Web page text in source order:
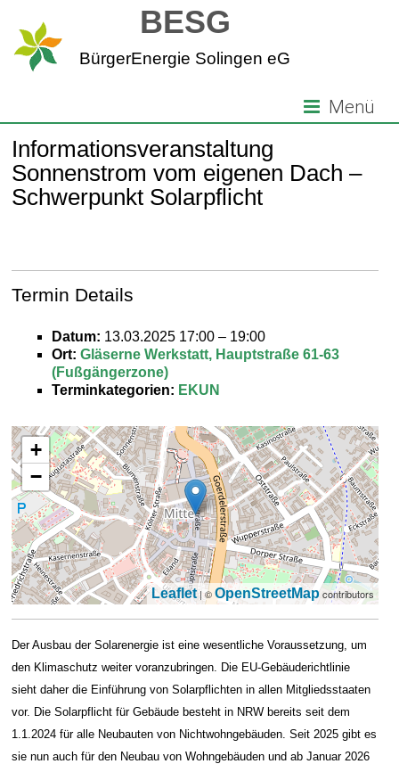
Inhalt
springen
BESG
BürgerEnergie Solingen eG
Menü
Informationsveranstaltung
Sonnenstrom vom eigenen Dach –
Schwerpunkt Solarpflicht
Termin Details
Datum: 13.03.2025 17:00 – 19:00
Ort: Gläserne Werkstatt, Hauptstraße 61-63
(Fußgängerzone)
Terminkategorien: EKUN
+
−
Leaflet| ©OpenStreetMapcontributors
Der Ausbau der Solarenergie ist eine wesentliche Voraussetzung, um
den Klimaschutz weiter voranzubringen. Die EU-Gebäuderichtlinie
sieht daher die Einführung von Solarpflichten in allen Mitgliedsstaaten
vor. Die Solarpflicht für Gebäude besteht in NRW bereits seit dem
1.1.2024 für alle Neubauten von Nichtwohngebäuden. Seit 2025 gibt es
sie nun auch für den Neubau von Wohngebäuden und ab Januar 2026